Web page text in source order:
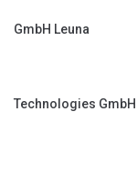
GmbH Leuna
Technologies GmbH